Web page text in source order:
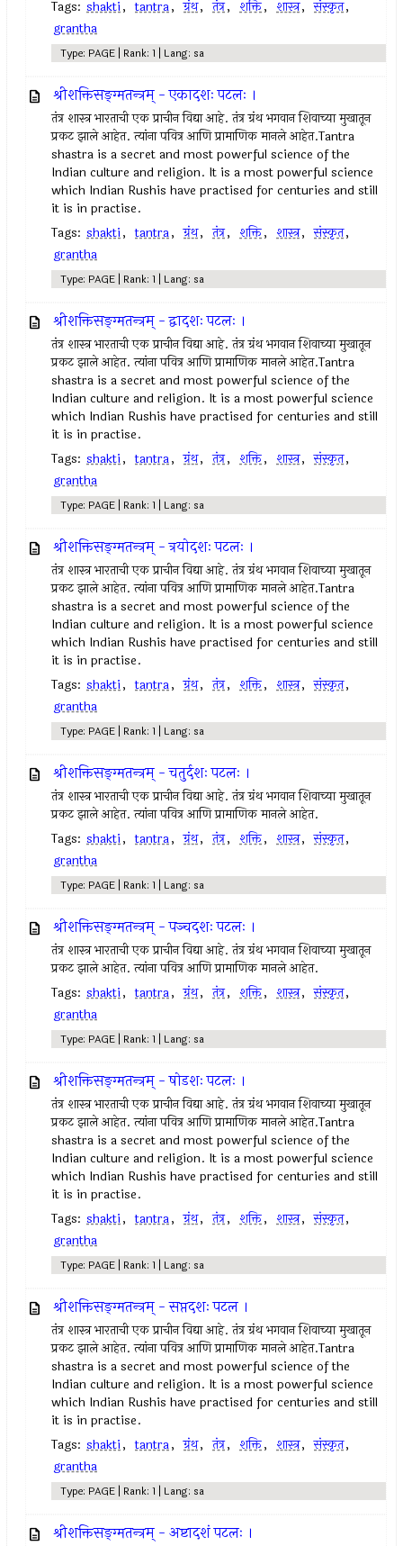
Tags: shakti, tantra, ग्रंथ, तंत्र, शक्ति, शास्त्र, संस्कृत,
grantha
Type: PAGE | Rank: 1 | Lang: sa
श्रीशक्तिसङ्ग्मतन्त्रम् - एकादशः पटलः ।
तंत्र शास्त्र भारताची एक प्राचीन विद्या आहे. तंत्र ग्रंथ भगवान शिवाच्या मुखातून
प्रकट झाले आहेत. त्यांना पवित्र आणि प्रामाणिक मानले आहेत.Tantra
shastra is a secret and most powerful science of the
Indian culture and religion. It is a most powerful science
which Indian Rushis have practised for centuries and still
it is in practise.
Tags: shakti, tantra, ग्रंथ, तंत्र, शक्ति, शास्त्र, संस्कृत,
grantha
Type: PAGE | Rank: 1 | Lang: sa
श्रीशक्तिसङ्ग्मतन्त्रम् - द्वादशः पटलः ।
तंत्र शास्त्र भारताची एक प्राचीन विद्या आहे. तंत्र ग्रंथ भगवान शिवाच्या मुखातून
प्रकट झाले आहेत. त्यांना पवित्र आणि प्रामाणिक मानले आहेत.Tantra
shastra is a secret and most powerful science of the
Indian culture and religion. It is a most powerful science
which Indian Rushis have practised for centuries and still
it is in practise.
Tags: shakti, tantra, ग्रंथ, तंत्र, शक्ति, शास्त्र, संस्कृत,
grantha
Type: PAGE | Rank: 1 | Lang: sa
श्रीशक्तिसङ्ग्मतन्त्रम् - त्रयोदशः पटलः ।
तंत्र शास्त्र भारताची एक प्राचीन विद्या आहे. तंत्र ग्रंथ भगवान शिवाच्या मुखातून
प्रकट झाले आहेत. त्यांना पवित्र आणि प्रामाणिक मानले आहेत.Tantra
shastra is a secret and most powerful science of the
Indian culture and religion. It is a most powerful science
which Indian Rushis have practised for centuries and still
it is in practise.
Tags: shakti, tantra, ग्रंथ, तंत्र, शक्ति, शास्त्र, संस्कृत,
grantha
Type: PAGE | Rank: 1 | Lang: sa
श्रीशक्तिसङ्ग्मतन्त्रम् - चतुर्दशः पटलः ।
तंत्र शास्त्र भारताची एक प्राचीन विद्या आहे. तंत्र ग्रंथ भगवान शिवाच्या मुखातून
प्रकट झाले आहेत. त्यांना पवित्र आणि प्रामाणिक मानले आहेत.
Tags: shakti, tantra, ग्रंथ, तंत्र, शक्ति, शास्त्र, संस्कृत,
grantha
Type: PAGE | Rank: 1 | Lang: sa
श्रीशक्तिसङ्ग्मतन्त्रम् - पञ्चदशः पटलः ।
तंत्र शास्त्र भारताची एक प्राचीन विद्या आहे. तंत्र ग्रंथ भगवान शिवाच्या मुखातून
प्रकट झाले आहेत. त्यांना पवित्र आणि प्रामाणिक मानले आहेत.
Tags: shakti, tantra, ग्रंथ, तंत्र, शक्ति, शास्त्र, संस्कृत,
grantha
Type: PAGE | Rank: 1 | Lang: sa
श्रीशक्तिसङ्ग्मतन्त्रम् - षोडशः पटलः ।
तंत्र शास्त्र भारताची एक प्राचीन विद्या आहे. तंत्र ग्रंथ भगवान शिवाच्या मुखातून
प्रकट झाले आहेत. त्यांना पवित्र आणि प्रामाणिक मानले आहेत.Tantra
shastra is a secret and most powerful science of the
Indian culture and religion. It is a most powerful science
which Indian Rushis have practised for centuries and still
it is in practise.
Tags: shakti, tantra, ग्रंथ, तंत्र, शक्ति, शास्त्र, संस्कृत,
grantha
Type: PAGE | Rank: 1 | Lang: sa
श्रीशक्तिसङ्ग्मतन्त्रम् - सप्तदशः पटल ।
तंत्र शास्त्र भारताची एक प्राचीन विद्या आहे. तंत्र ग्रंथ भगवान शिवाच्या मुखातून
प्रकट झाले आहेत. त्यांना पवित्र आणि प्रामाणिक मानले आहेत.Tantra
shastra is a secret and most powerful science of the
Indian culture and religion. It is a most powerful science
which Indian Rushis have practised for centuries and still
it is in practise.
Tags: shakti, tantra, ग्रंथ, तंत्र, शक्ति, शास्त्र, संस्कृत,
grantha
Type: PAGE | Rank: 1 | Lang: sa
श्रीशक्तिसङ्ग्मतन्त्रम् - अष्टादशं पटलः ।